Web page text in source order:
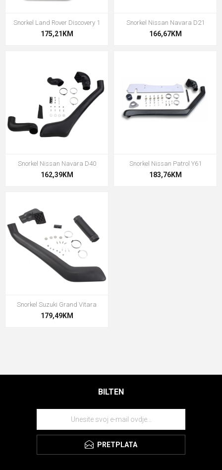
Snorkel Land Rover Discovery 1
175,21KM
Snorkel Nissan Navara D21
166,67KM
Snorkel Nissan Navara D40
162,39KM
Snorkel Nissan Patrol Y61
183,76KM
Snorkel Suzuki Grand Vitara
179,49KM
BILTEN
PRETPLATA